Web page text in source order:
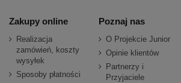
Zakupy online
Realizacja
zamówień, koszty
wysyłek
Sposoby płatności
Poznaj nas
O Projekcie Junior
Opinie klientów
Partnerzy i
Przyjaciele